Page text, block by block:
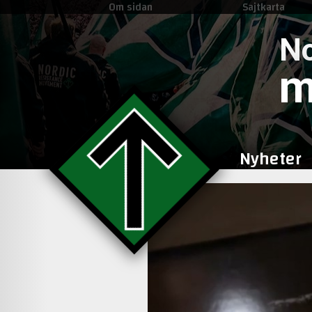
Om sidan Sajtkarta
Nyheter